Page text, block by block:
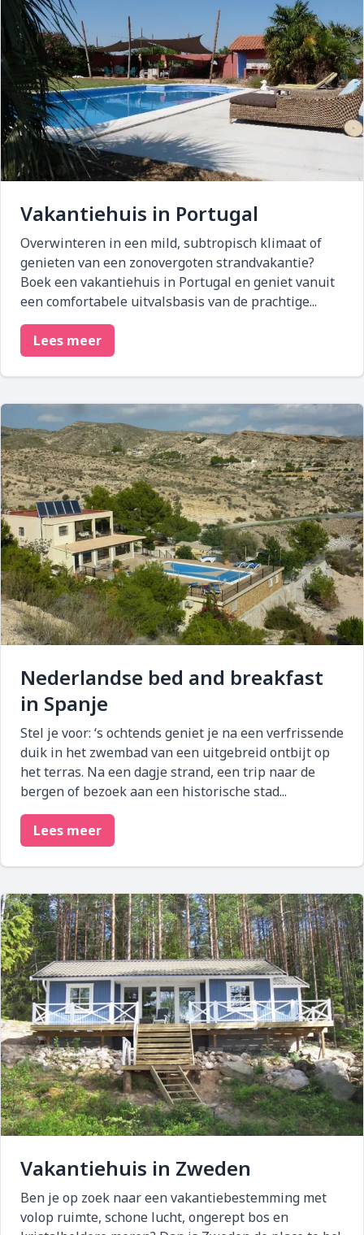
Vakantiehuis in Portugal
Overwinteren in een mild, subtropisch klimaat of
genieten van een zonovergoten strandvakantie?
Boek een vakantiehuis in Portugal en geniet vanuit
een comfortabele uitvalsbasis van de prachtige...
Lees meer
Nederlandse bed and breakfast
in Spanje
Stel je voor: ‘s ochtends geniet je na een verfrissende
duik in het zwembad van een uitgebreid ontbijt op
het terras. Na een dagje strand, een trip naar de
bergen of bezoek aan een historische stad...
Lees meer
Vakantiehuis in Zweden
Ben je op zoek naar een vakantiebestemming met
volop ruimte, schone lucht, ongerept bos en